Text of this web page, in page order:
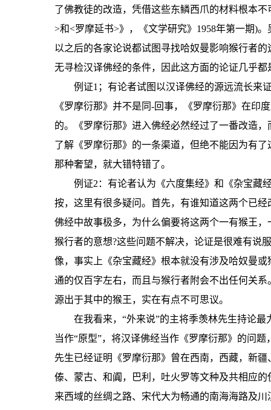
了佛教徒的改造，凭借这些东鳞西爪的材料根本
>和<罗摩延书>》，《文学研究》1958年第一期)
以之后的各家论说都试图寻找哈奴曼影响猴行者
无寻检汉译佛经的条件，因此这方面的论证几乎都
例证1；有论者试图以汉译佛经的源远流长来
《罗摩衍那》并不是同-回事，《罗摩衍那》在印
的。《罗摩衍那》进入佛经必然经过了一番改造
了解《罗摩衍那》的一条渠道，但绝不能因为有
那种奢望，就大错特错了。
例证2：有论者认为《六度集经》和《杂宝藏
按，这里有很多疑问。首先，有谁知道这两个已
佛经中故事极多，为什么偏要将这两个一有猴王
猴行者的意想?这些问题不解决，论证是很难有说
像，事实上《杂宝藏经》根本就没有涉及哈奴曼
通的仅百字左右，而且与猴行者附会不出任何关
源出于其中的猴王，实在有点不可思议。
在我看来，“外来说”的主将季羡林先生持论
当作“原型”，将汉译佛经当作《罗摩衍那》的问
先生已经证明《罗摩衍那》曾在西南，西藏，新
傣、蒙古、和阗，巴利，吐火罗等文种及共相应
来西域的丝绸之路、宋代大为畅通的南海海路及